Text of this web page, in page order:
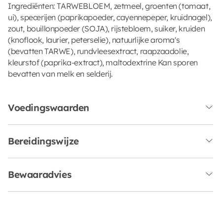
Ingrediënten: TARWEBLOEM, zetmeel, groenten (tomaat,
ui), specerijen (paprikapoeder, cayennepeper, kruidnagel),
zout, bouillonpoeder (SOJA), rijstebloem, suiker, kruiden
(knoflook, laurier, peterselie), natuurlijke aroma's
(bevatten TARWE), rundvleesextract, raapzaadolie,
kleurstof (paprika-extract), maltodextrine Kan sporen
bevatten van melk en selderij.
Voedingswaarden
Bereidingswijze
Bewaaradvies